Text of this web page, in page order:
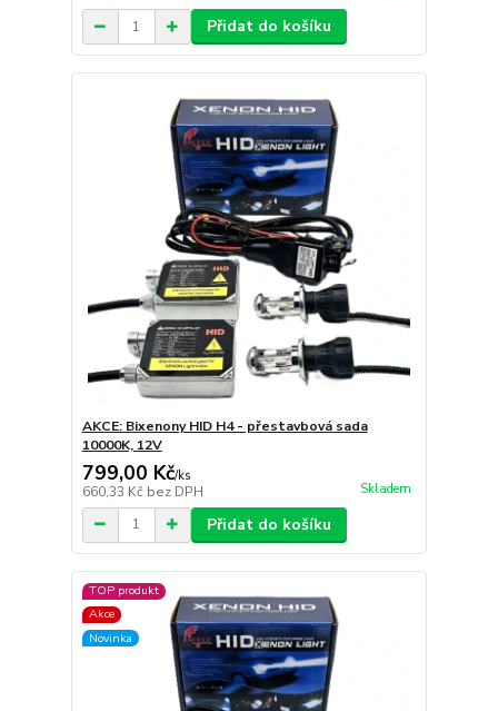
Přidat do košíku
AKCE: Bixenony HID H4 - přestavbová sada
10000K, 12V
799,00 Kč/ks
660,33 Kč bez DPH Skladem
Přidat do košíku
TOP produkt
Akce
Novinka